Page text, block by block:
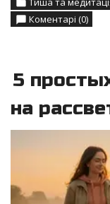
Коментарі (0)
5
на